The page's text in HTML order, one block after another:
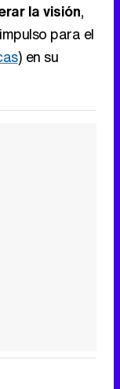
la visión,
para el
) en su